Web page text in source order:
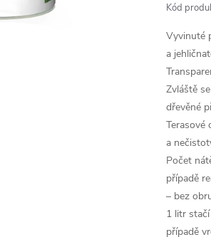
Kód
Vyvinuté
a
Zvláště
dřevěné
Terasové
a
Počet
případě
– bez
1 litr
případě